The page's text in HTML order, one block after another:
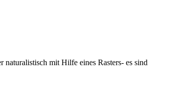
mit Hilfe eines Rasters- es sind